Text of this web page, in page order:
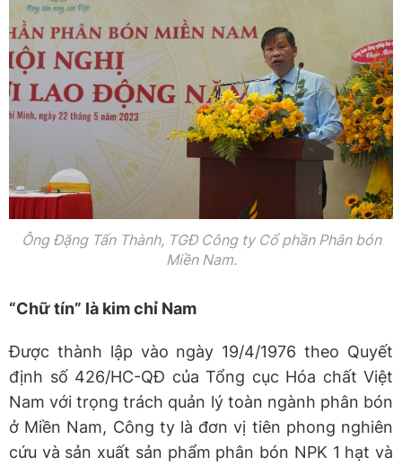
Ông Đặng Tấn Thành, TGĐ Công ty Cổ phần Phân bón
Miền Nam.
“Chữ tín” là kim chỉ Nam
Được thành lập vào ngày 19/4/1976 theo Quyết
định số 426/HC-QĐ của Tổng cục Hóa chất Việt
Nam với trọng trách quản lý toàn ngành phân bón
ở Miền Nam, Công ty là đơn vị tiên phong nghiên
cứu và sản xuất sản phẩm phân bón NPK 1 hạt và